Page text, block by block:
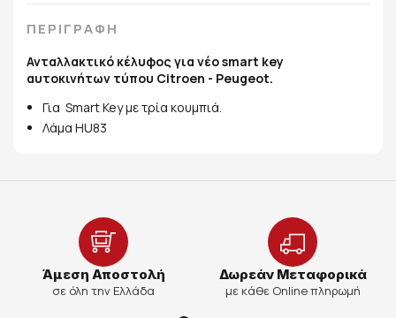
ΠΕΡΙΓΡΑΦΗ
Ανταλλακτικό κέλυφος για νέο smart key
αυτοκινήτων τύπου Citroen - Peugeot.
Για Smart Key με τρία κουμπιά.
Λάμα HU83
Άμεση Αποστολή
σε όλη την Ελλάδα
Δωρεάν Μεταφορικά
με κάθε Online πληρωμή